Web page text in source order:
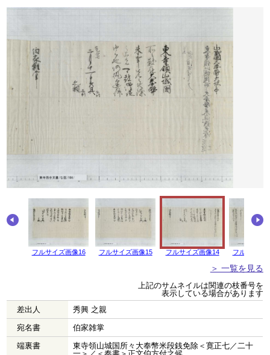
フルサイズ画像16 フルサイズ画像15 フルサイズ画像14 フルサイズ
＞ 一覧を見る
上記のサムネイルは関連の枝番号を
表示している場合があります
差出人
秀興 之親
宛名書
伯家雑掌
端裏書
東寺領山城国所々大奉幣米段銭免除＜寛正七／二十